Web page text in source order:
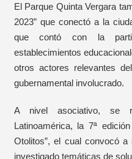
El Parque Quinta Vergara
2023” que conectó a la
que contó con la
establecimientos
otros actores relevantes
gubernamental involucrado.
A nivel asociativo, se
Latinoamérica, la 7ª
Otolitos”, el cual convocó
investigado temáticas de